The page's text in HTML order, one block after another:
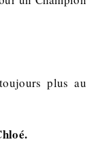
plus au